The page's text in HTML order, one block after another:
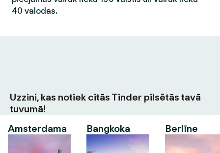
40 valodas.
Uzzini, kas notiek citās Tinder pilsētās tavā
tuvumā!
Amsterdama
Bangkoka Berlīne